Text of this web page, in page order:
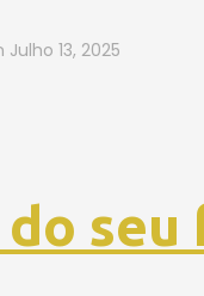
Julho 13, 2025